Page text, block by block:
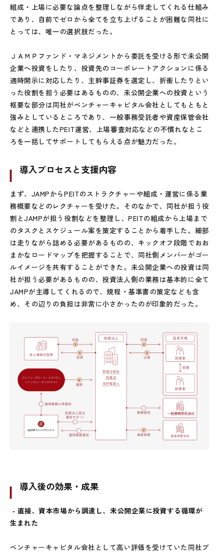
組成・上場に必要な論点を整理しながら伴走してくれる仕組み
であり、自前でゼロから全てを立ち上げることが困難な同社に
とっては、唯一の選択肢だった。
ＪＡＭＰ ファンド・マネジメントから委託を受ける形で未公開
企業へ投資をしたり、投資先のコーポレートアクションに係る
適時開示に対応したり、主幹事証券を選定し、折衝したりとい
った役割を担う必要はあるものの、未公開企業への投資という
枢要な部分は同社がベンチャーキャピタル会社としてもともと
強みとしているところであり、一般事務受託者や資産保管会社
などと連携したPEIT運営、上場審査対応などの不慣れなとこ
ろを一括してサポートしてもらえる点が魅力だった。
導入プロセスと支援内容
まず、 JAMPからPEITのストラクチャーや組成・運営に係る業
務概要などのレクチャーを受けた。そのなかで、同社が担う役
割とJAMPが担う役割などを整理し、PEITの組成から上場まで
のタスクとスケジュール案を策定することから着手した。細部
は走りながら詰める必要があるものの、キックオフ段階でおお
まかなロードマップを把握することで、同社側メンバーがゴー
ルイメージを共有することができた。未公開企業への投資は同
社が担う必要があるものの、投資法人側の業務は基本的に全て
JAMPが主導してくれるので、規程・基準書の策定なども含
め、その辺りの負担は非常に小さかったのが印象的だった。
導入後の効果・成果
- 直接、資本市場から調達し、未公開企業に投資する循環が
生まれた
ベンチャーキャピタル会社として高い評価を受けていた同社ブ